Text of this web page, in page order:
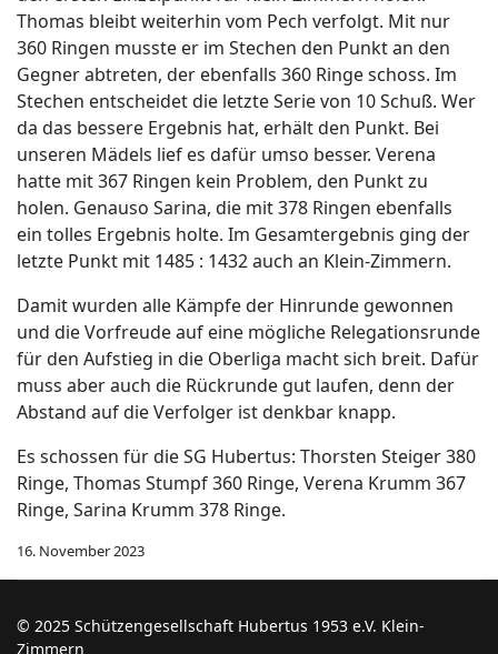
Thomas bleibt weiterhin vom Pech verfolgt. Mit nur
360 Ringen musste er im Stechen den Punkt an den
Gegner abtreten, der ebenfalls 360 Ringe schoss. Im
Stechen entscheidet die letzte Serie von 10 Schuß. Wer
da das bessere Ergebnis hat, erhält den Punkt. Bei
unseren Mädels lief es dafür umso besser. Verena
hatte mit 367 Ringen kein Problem, den Punkt zu
holen. Genauso Sarina, die mit 378 Ringen ebenfalls
ein tolles Ergebnis holte. Im Gesamtergebnis ging der
letzte Punkt mit 1485 : 1432 auch an Klein-Zimmern.
Damit wurden alle Kämpfe der Hinrunde gewonnen
und die Vorfreude auf eine mögliche Relegationsrunde
für den Aufstieg in die Oberliga macht sich breit. Dafür
muss aber auch die Rückrunde gut laufen, denn der
Abstand auf die Verfolger ist denkbar knapp.
Es schossen für die SG Hubertus: Thorsten Steiger 380
Ringe, Thomas Stumpf 360 Ringe, Verena Krumm 367
Ringe, Sarina Krumm 378 Ringe.
16. November 2023
© 2025 Schützengesellschaft Hubertus 1953 e.V. Klein-
Zimmern